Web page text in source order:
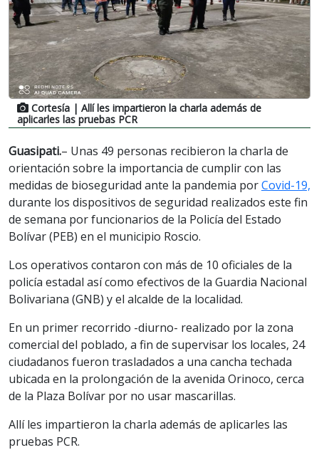
Cortesía | Allí les impartieron la charla además de
aplicarles las pruebas PCR
Guasipati.– Unas 49 personas recibieron la charla de
orientación sobre la importancia de cumplir con las
medidas de bioseguridad ante la pandemia porCovid-19,
durante los dispositivos de seguridad realizados este fin
de semana por funcionarios de la Policía del Estado
Bolívar (PEB) en el municipio Roscio.
Los operativos contaron con más de 10 oficiales de la
policía estadal así como efectivos de la Guardia Nacional
Bolivariana (GNB) y el alcalde de la localidad.
En un primer recorrido -diurno- realizado por la zona
comercial del poblado, a fin de supervisar los locales, 24
ciudadanos fueron trasladados a una cancha techada
ubicada en la prolongación de la avenida Orinoco, cerca
de la Plaza Bolívar por no usar mascarillas.
Allí les impartieron la charla además de aplicarles las
pruebas PCR.